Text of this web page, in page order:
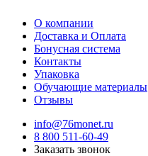
О компании
Доставка и Оплата
Бонусная система
Контакты
Упаковка
Обучающие материалы
Отзывы
info@76monet.ru
8 800 511-60-49
Заказать звонок